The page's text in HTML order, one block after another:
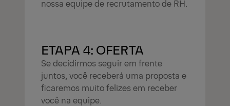
nossa equipe de recrutamento de RH.
ETAPA 4: OFERTA
Se decidirmos seguir em frente
juntos, você receberá uma proposta e
ficaremos muito felizes em receber
você na equipe.